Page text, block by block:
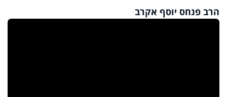
הרב פנחס יוסף אקרב